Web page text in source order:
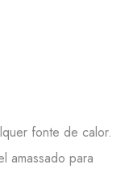
fonte de calor.
amassado para